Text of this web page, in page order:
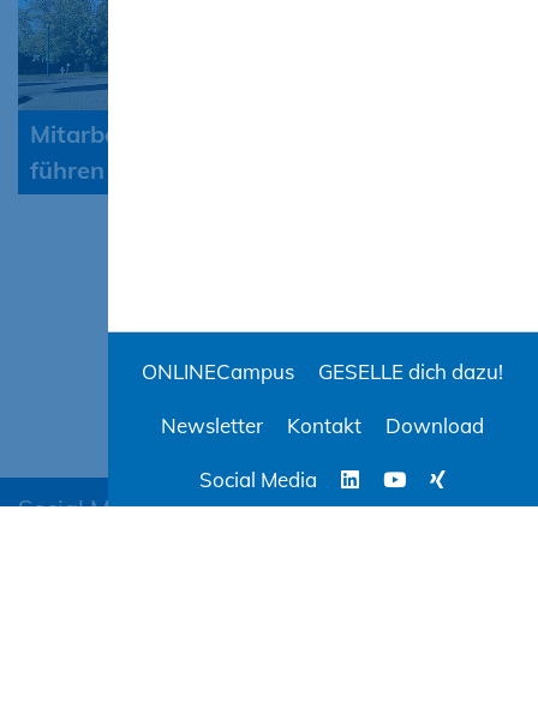
Mitarbeiter der abc Bau M-V GmbH
führen den Einsatz einer Drohne vor
Social Media
ONLINECampus GESELLE dich dazu!
Newsletter Kontakt Download
Social Media